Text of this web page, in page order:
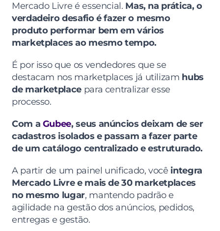
Mercado Livre é essencial. Mas, na prática, o
verdadeiro desafio é fazer o mesmo
produto performar bem em vários
marketplaces ao mesmo tempo.
É por isso que os vendedores que se
destacam nos marketplaces já utilizam hubs
de marketplace para centralizar esse
processo.
Com a Gubee, seus anúncios deixam de ser
cadastros isolados e passam a fazer parte
de um catálogo centralizado e estruturado.
A partir de um painel unificado, você integra
Mercado Livre e mais de 30 marketplaces
no mesmo lugar, mantendo padrão e
agilidade na gestão dos anúncios, pedidos,
entregas e gestão.